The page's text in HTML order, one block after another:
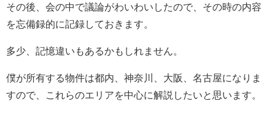
その後、会の中で議論がわいわいしたので、その時の内容
を忘備録的に記録しておきます。
多少、記憶違いもあるかもしれません。
僕が所有する物件は都内、神奈川、大阪、名古屋になりま
すので、これらのエリアを中心に解説したいと思います。